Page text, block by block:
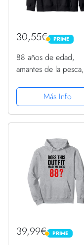
30,55€ PRIME
PRIME
88 años de edad,
amantes de la pesca,
de 1935, 88
cumpleaños
con Capucha
Más Info
39,99€ PRIME
PRIME